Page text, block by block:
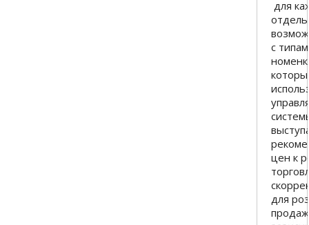
для
с
цен к
для